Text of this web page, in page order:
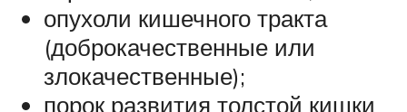
опухоли кишечного тракта
(доброкачественные или
злокачественные);
порок развития толстой кишки